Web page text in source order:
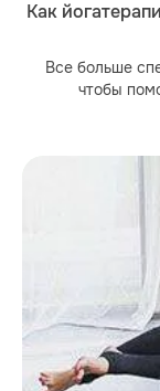
Как
Все больше
чтобы